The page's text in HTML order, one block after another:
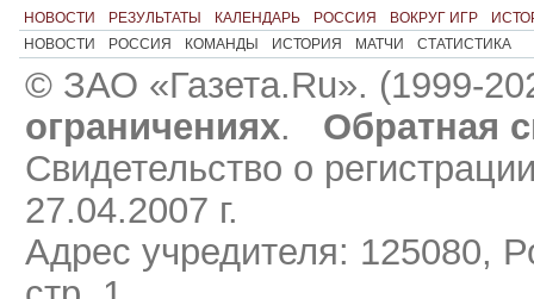
НОВОСТИ РЕЗУЛЬТАТЫ КАЛЕНДАРЬ РОССИЯ ВОКРУГ ИГР
НОВОСТИ
РОССИЯ КОМАНДЫ ИСТОРИЯ МАТЧИ СТАТИСТИКА
© ЗАО «Газета.Ru». (1999-
ограничениях.
Обратная
Свидетельство о
27.04.2007 г.
Адрес учредителя: 125080,